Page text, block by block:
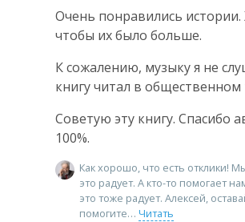
Очень понравились истории.
чтобы их было больше.
К сожалению, музыку я не
книгу читал в общественном
Советую эту книгу. Спасибо
100%.
Как хорошо, что есть отклики!
это радует. А кто-то помогает
это тоже радует. Алексей,
помогите
Читать